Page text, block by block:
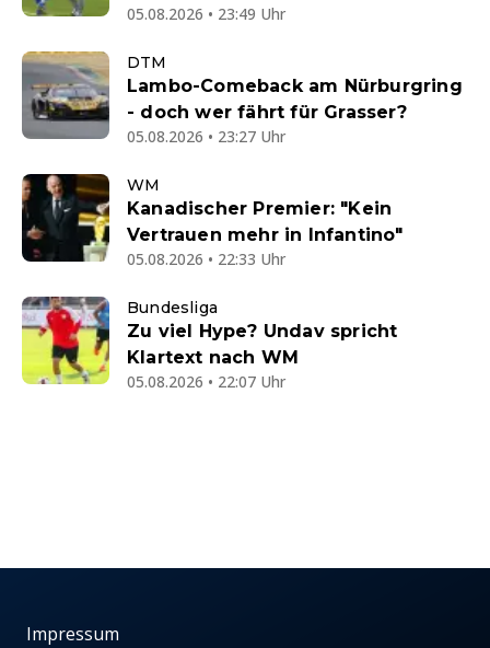
05.08.2026 • 23:49 Uhr
DTM
Lambo-Comeback am Nürburgring
- doch wer fährt für Grasser?
05.08.2026 • 23:27 Uhr
WM
Kanadischer Premier: "Kein
Vertrauen mehr in Infantino"
05.08.2026 • 22:33 Uhr
Bundesliga
Zu viel Hype? Undav spricht
Klartext nach WM
05.08.2026 • 22:07 Uhr
Impressum